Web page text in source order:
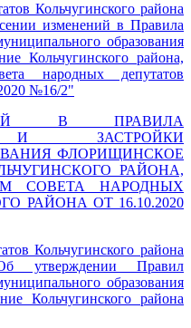
Кольчугинского района
изменений в Правила
образования
Кольчугинского района,
народных депутатов
№16/2"
В ПРАВИЛА
И ЗАСТРОЙКИ
ФЛОРИЩИНСКОЕ
РАЙОНА,
СОВЕТА НАРОДНЫХ
РАЙОНА ОТ 16.10.2020
Кольчугинского района
Правил
образования
Кольчугинского района